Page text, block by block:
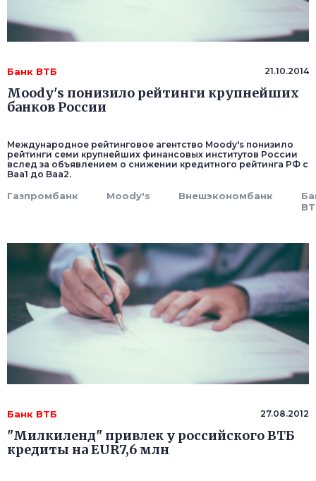
Банк ВТБ 21.10.2014
Moody's понизило рейтинги крупнейших
банков России
Международное рейтинговое агентство Moody's понизило
рейтинги семи крупнейших финансовых институтов России
вслед за объявлением о снижении кредитного рейтинга РФ с
Baa1 до Baa2.
Газпромбанк Moody's Внешэкономбанк
Банк ВТБ 27.08.2012
"Милкиленд" привлек у российского ВТБ
кредиты на EUR7,6 млн